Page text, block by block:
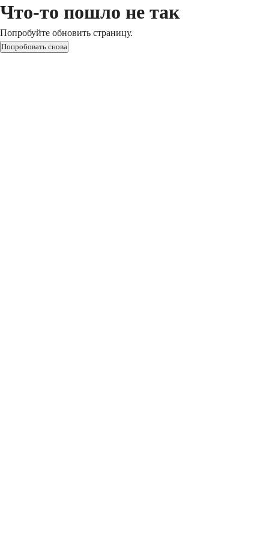
Что-то пошло не так
Попробуйте обновить страницу.
Попробовать снова